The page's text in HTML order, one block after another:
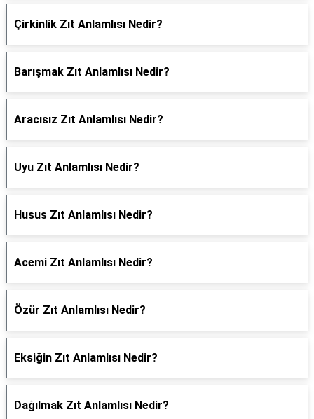
Çirkinlik Zıt Anlamlısı Nedir?
Barışmak Zıt Anlamlısı Nedir?
Aracısız Zıt Anlamlısı Nedir?
Uyu Zıt Anlamlısı Nedir?
Husus Zıt Anlamlısı Nedir?
Acemi Zıt Anlamlısı Nedir?
Özür Zıt Anlamlısı Nedir?
Eksiğin Zıt Anlamlısı Nedir?
Dağılmak Zıt Anlamlısı Nedir?